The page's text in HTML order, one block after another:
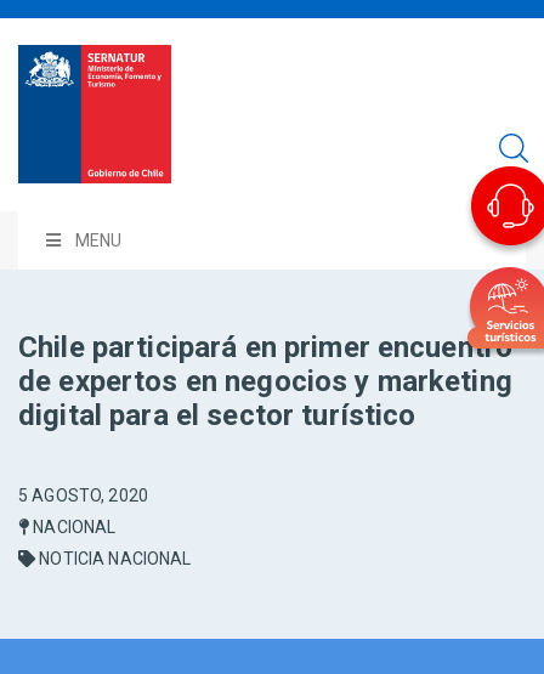
MENU
Chile participará en primer encuentro
de expertos en negocios y marketing
digital para el sector turístico
5 AGOSTO, 2020
NACIONAL
NOTICIA NACIONAL